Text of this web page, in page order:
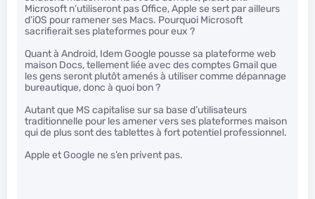
Microsoft n’utiliseront pas Office, Apple se sert par ailleurs
d’iOS pour ramener ses Macs. Pourquoi Microsoft
sacrifierait ses plateformes pour eux ?
Quant à Android, Idem Google pousse sa plateforme web
maison Docs, tellement liée avec des comptes Gmail que
les gens seront plutôt amenés à utiliser comme dépannage
bureautique, donc à quoi bon ?
Autant que MS capitalise sur sa base d’utilisateurs
traditionnelle pour les amener vers ses plateformes maison
qui de plus sont des tablettes à fort potentiel professionnel.
Apple et Google ne s’en privent pas.